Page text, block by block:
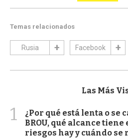
Temas relacionados
Rusia Facebook
Las Más
1
¿Por qué está lenta o se
BROU, qué alcance
riesgos hay y cuándo se